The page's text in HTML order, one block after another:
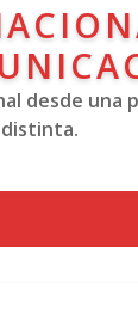
desde una
distinta.